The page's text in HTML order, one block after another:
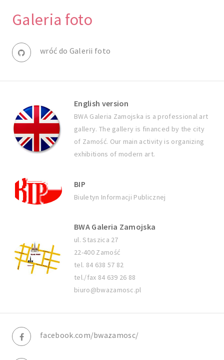
Galeria foto
wróć do Galerii foto
English version
BWA Galeria Zamojska is a professional art
gallery. The gallery is financed by the city
of Zamość. Our main activity is organizing
exhibitions of modern art.
BIP
Biuletyn Informacji Publicznej
BWA Galeria Zamojska
ul. Staszica 27
22-400 Zamość
tel. 84 638 57 82
tel./fax 84 639 26 88
biuro@bwazamosc.pl
facebook.com/bwazamosc/